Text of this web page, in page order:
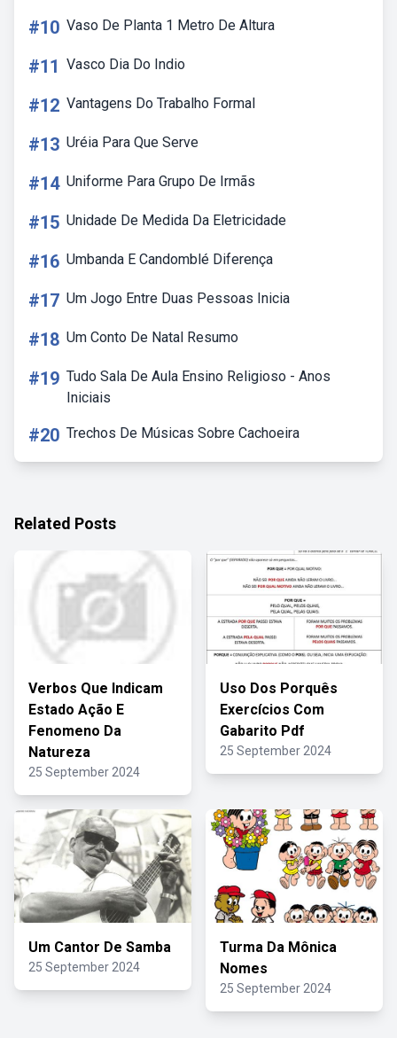
#10 Vaso De Planta 1 Metro De Altura
#11 Vasco Dia Do Indio
#12 Vantagens Do Trabalho Formal
#13 Uréia Para Que Serve
#14 Uniforme Para Grupo De Irmãs
#15 Unidade De Medida Da Eletricidade
#16 Umbanda E Candomblé Diferença
#17 Um Jogo Entre Duas Pessoas Inicia
#18 Um Conto De Natal Resumo
#19 Tudo Sala De Aula Ensino Religioso - Anos
Iniciais
#20 Trechos De Músicas Sobre Cachoeira
Related Posts
Verbos Que Indicam
Estado Ação E
Fenomeno Da
Natureza
25 September 2024
Uso Dos Porquês
Exercícios Com
Gabarito Pdf
25 September 2024
Um Cantor De Samba
25 September 2024
Turma Da Mônica
Nomes
25 September 2024